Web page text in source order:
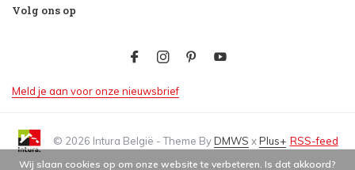
Volg ons op
Meld je aan voor onze nieuwsbrief
© 2026 Intura België - Theme ByDMWS xPlus+ RSS-feed
Wij slaan cookies op om onze website te verbeteren. Is dat akkoord?